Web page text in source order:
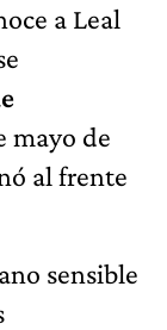
a Leal
mayo de
al frente
sensible